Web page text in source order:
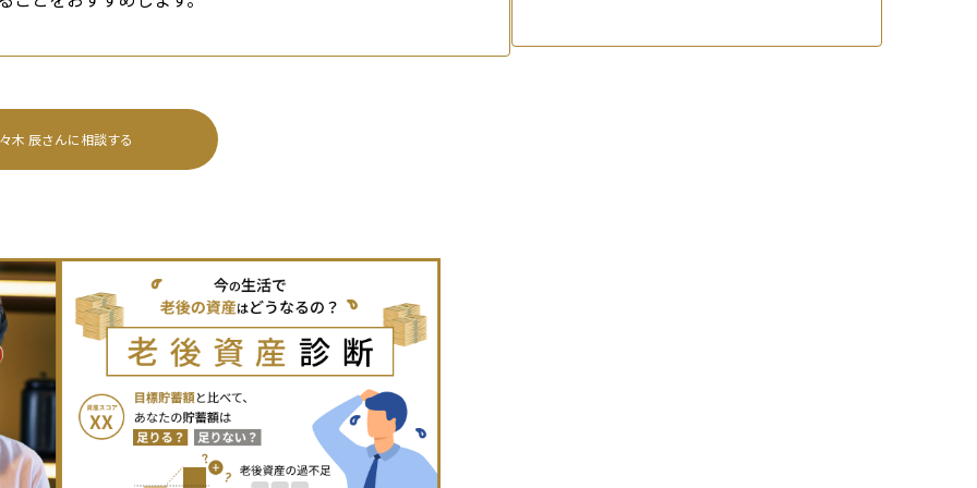
木 辰さんに相談する